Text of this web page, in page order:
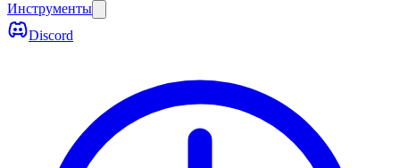
Инструменты
Discord